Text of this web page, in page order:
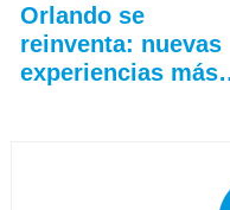
Orlando se
reinventa: nuevas
experiencias más